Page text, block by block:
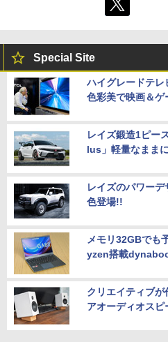
Special Site
ハイグレードテ
色彩美で映画＆ゲ
レイズ鍛造1ピー
lus」軽量なまま
レイズのパワー
色登場!!
メモリ32GBでも
yzen搭載
クリエイティブが
アオーディオスピ